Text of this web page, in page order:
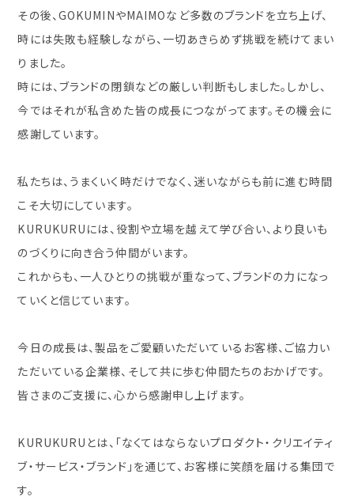
その後、GOKUMINやMAIMOなど多数のブランドを立ち上げ、
時には失敗も経験しながら、一切あきらめず挑戦を続けてまい
りました。
時には、ブランドの閉鎖などの厳しい判断もしました。しかし、
今ではそれが私含めた皆の成長につながってます。その機会に
感謝しています。
私たちは、うまくいく時だけでなく、迷いながらも前に進む時間
こそ大切にしています。
KURUKURUには、役割や立場を越えて学び合い、より良いも
のづくりに向き合う仲間がいます。
これからも、一人ひとりの挑戦が重なって、ブランドの力になっ
ていくと信じています。
今日の成長は、製品をご愛顧いただいているお客様、ご協力い
ただいている企業様、そして共に歩む仲間たちのおかげです。
皆さまのご支援に、心から感謝申し上げます。
KURUKURUとは、「なくてはならないプロダクト・クリエイティ
ブ・サービス・ブランド」を通じて、お客様に笑顔を届ける集団で
す。